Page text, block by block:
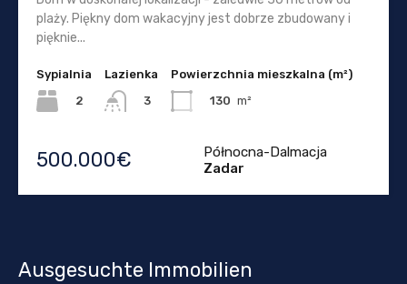
plaży. Piękny dom wakacyjny jest dobrze zbudowany i
pięknie...
Sypialnia
2
Lazienka
3
Powierzchnia mieszkalna (m²)
130 m²
500.000€
Północna-Dalmacja
Zadar
Ausgesuchte Immobilien